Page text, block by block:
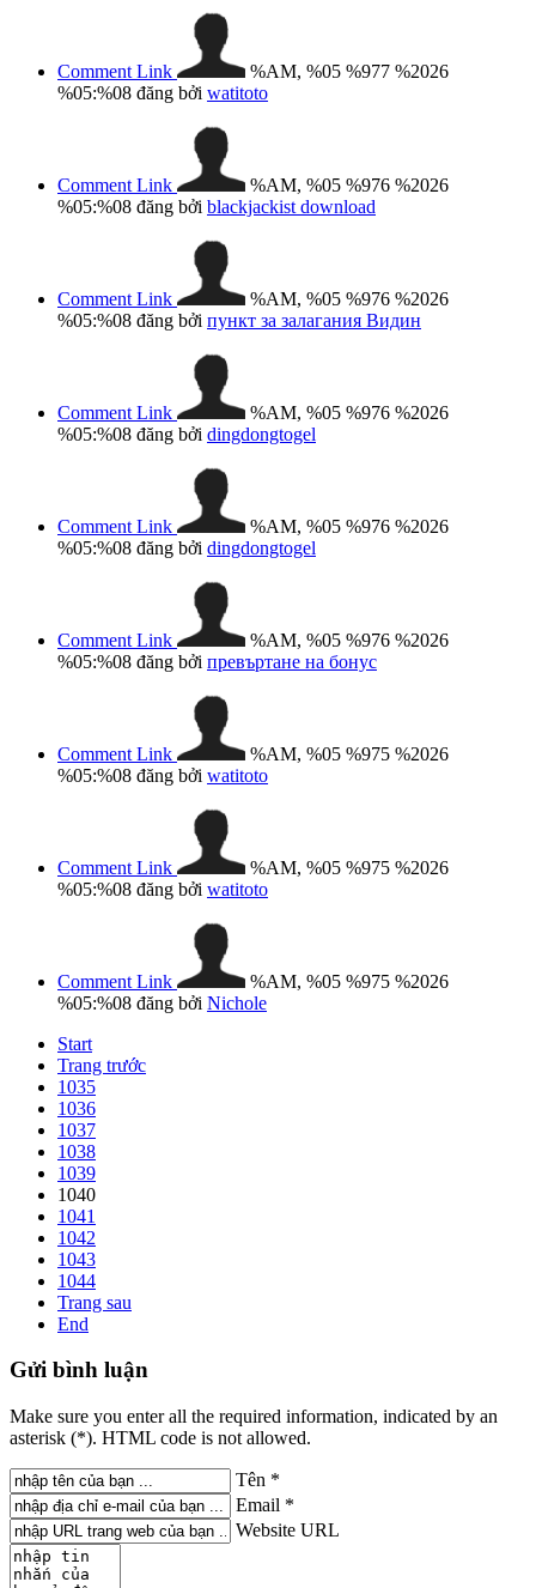
Comment Link
%AM, %05 %977 %2026
%05:%08 đăng bởi watitoto
Comment Link
%AM, %05 %976 %2026
%05:%08 đăng bởi blackjackist download
Comment Link
%AM, %05 %976 %2026
%05:%08 đăng bởi пункт за залагания Видин
Comment Link
%AM, %05 %976 %2026
%05:%08 đăng bởi dingdongtogel
Comment Link
%AM, %05 %976 %2026
%05:%08 đăng bởi dingdongtogel
Comment Link
%AM, %05 %976 %2026
%05:%08 đăng bởi превъртане на бонус
Comment Link
%AM, %05 %975 %2026
%05:%08 đăng bởi watitoto
Comment Link
%AM, %05 %975 %2026
%05:%08 đăng bởi watitoto
Comment Link
%AM, %05 %975 %2026
%05:%08 đăng bởi Nichole
Start
Trang trước
1035
1036
1037
1038
1039
1040
1041
1042
1043
1044
Trang sau
End
Gửi bình luận
Make sure you enter all the required information, indicated by an
asterisk (*). HTML code is not allowed.
Tên *
Email *
Website URL